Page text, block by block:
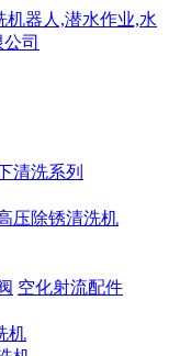
清洗系列
压除锈清洗机
空化射流配件
机